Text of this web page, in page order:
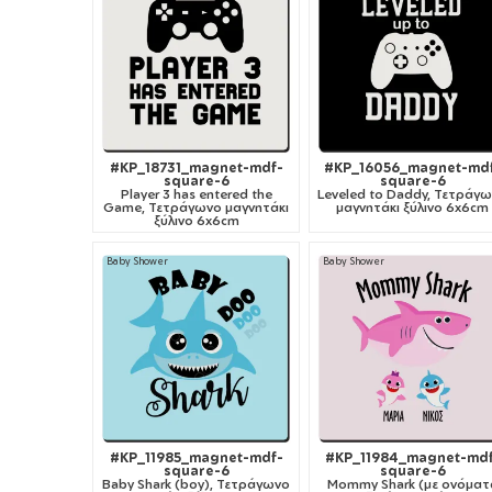
#KP_18731_magnet-mdf-
square-6
Player 3 has entered the
Game, Τετράγωνο μαγνητάκι
ξύλινο 6x6cm
#KP_16056_magnet-
square-6
Leveled to Daddy,
μαγνητάκι ξύλινο 6x6cm
Baby Shower
#KP_11985_magnet-mdf-
square-6
Baby Shark (boy), Τετράγωνο
Baby Shower
#KP_11984_magnet-
square-6
Mommy Shark (με